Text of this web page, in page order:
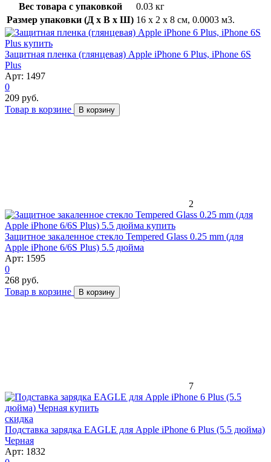
Вес товара с упаковкой
0.03 кг
Размер упаковки (Д x В x Ш) 16 x 2 x 8 см, 0.0003 м3.
Защитная пленка (глянцевая) Apple iPhone 6 Plus, iPhone 6S
Plus
Арт: 1497
0
209 руб.
Товар в корзине
В корзину
2
Защитное закаленное стекло Tempered Glass 0.25 mm (для
Apple iPhone 6/6S Plus) 5.5 дюйма
Арт: 1595
0
268 руб.
Товар в корзине
В корзину
7
скидка
Подставка зарядка EAGLE для Apple iPhone 6 Plus (5.5 дюйма)
Черная
Арт: 1832